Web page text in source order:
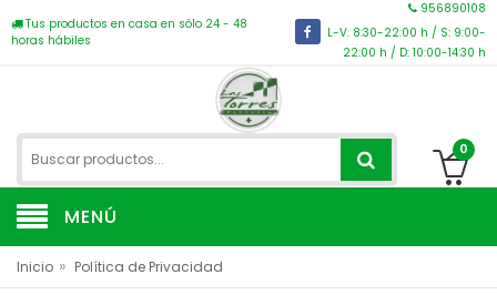
Tus productos en casa en sólo 24 - 48
horas hábiles
956890108
L-V: 8:30-22:00 h / S: 9:00-
22:00 h / D: 10:00-14:30 h
0
MENÚ
Inicio » Política de Privacidad